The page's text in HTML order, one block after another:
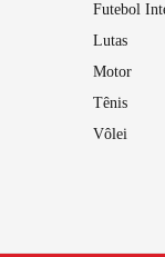
Futebol
Lutas
Motor
Tênis
Vôlei